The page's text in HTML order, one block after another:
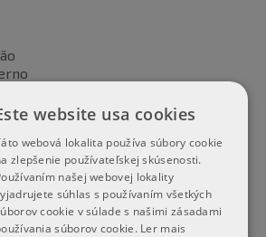
as estações
de transporte
website usa cookies
webová lokalita používa súbory cookie
zlepšenie používateľskej skúsenosti.
našej webovej lokality
súhlas s používaním všetkých
cookie v súlade s našimi zásadami
súborov cookie. Ler mais